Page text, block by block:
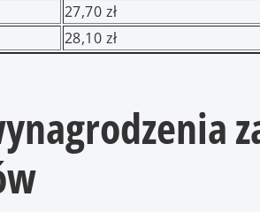
27,70 zł
28,10 zł